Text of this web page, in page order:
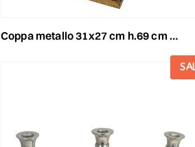
coppa metallo 31x27 cm h.69 cm -euganea- oro